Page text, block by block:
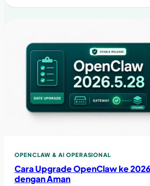
OPENCLAW & AI OPERASIONAL
Cara Upgrade OpenClaw ke
dengan Aman